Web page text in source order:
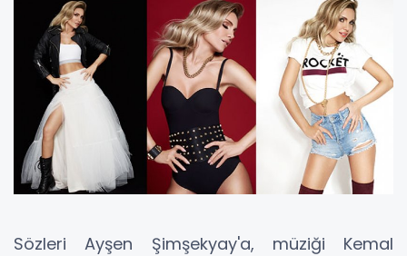
Sözleri Ayşen Şimşekyay'a, müziği Kemal